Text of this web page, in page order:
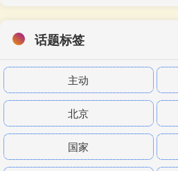
话题标签
主动
北京
国家